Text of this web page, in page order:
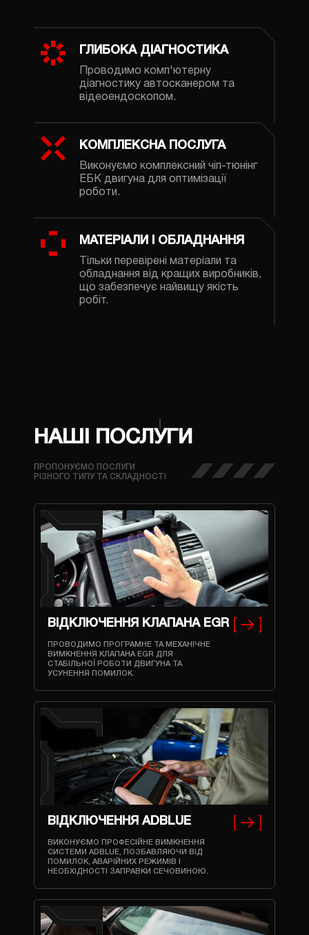
ГЛИБОКА ДІАГНОСТИКА
Проводимо комп'ютерну
діагностику автосканером та
відеоендоскопом.
КОМПЛЕКСНА ПОСЛУГА
Виконуємо комплексний чіп-тюнінг
ЕБК двигуна для оптимізації
роботи.
МАТЕРІАЛИ І ОБЛАДНАННЯ
Тільки перевірені матеріали та
обладнання від кращих виробників,
що забезпечує найвищу якість
робіт.
НАШІ ПОСЛУГИ
ПРОПОНУЄМО ПОСЛУГИ
РІЗНОГО ТИПУ ТА СКЛАДНОСТІ
ВІДКЛЮЧЕННЯ КЛАПАНА EGR
ПРОВОДИМО ПРОГРАМНЕ ТА МЕХАНІЧНЕ
ВИМКНЕННЯ КЛАПАНА EGR ДЛЯ
СТАБІЛЬНОЇ РОБОТИ ДВИГУНА ТА
УСУНЕННЯ ПОМИЛОК.
ВІДКЛЮЧЕННЯ ADBLUE
ВИКОНУЄМО ПРОФЕСІЙНЕ ВИМКНЕННЯ
СИСТЕМИ ADBLUE, ПОЗБАВЛЯЮЧИ ВІД
ПОМИЛОК, АВАРІЙНИХ РЕЖИМІВ І
НЕОБХІДНОСТІ ЗАПРАВКИ СЕЧОВИНОЮ.